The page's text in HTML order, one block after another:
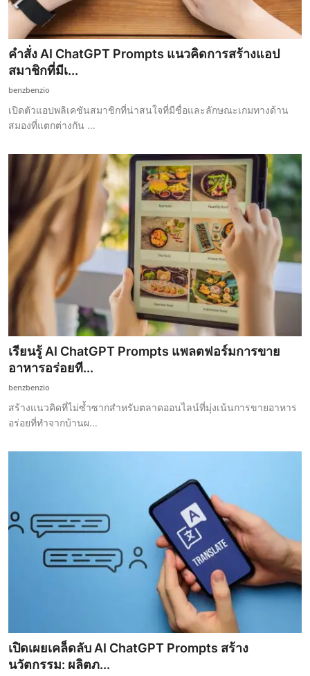
คำสั่ง AI ChatGPT Prompts แนวคิดการสร้างแอป
สมาชิกที่มีเ...
benzbenzio
เปิดตัวแอปพลิเคชันสมาชิกที่น่าสนใจที่มีชื่อและลักษณะเกมทางด้าน
สมองที่แตกต่างกัน ...
เรียนรู้ AI ChatGPT Prompts แพลตฟอร์มการขาย
อาหารอร่อยที...
benzbenzio
สร้างแนวคิดที่ไม่ซ้ำซากสำหรับตลาดออนไลน์ที่มุ่งเน้นการขายอาหาร
อร่อยที่ทำจากบ้านผ...
เปิดเผยเคล็ดลับ AI ChatGPT Prompts สร้าง
นวัตกรรม: ผลิตภ...